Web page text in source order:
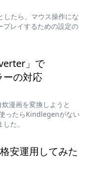
したら、マウス操作にな
プレイするための設定の
」で
ーの対応
漫画を変換しようと
ったらKindlegenがない
た。
安運用してみた